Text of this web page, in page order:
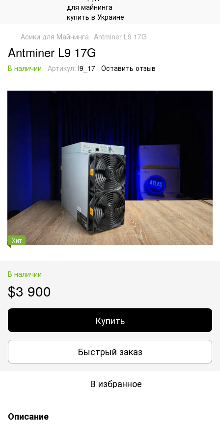
Асики для Майнинга Antminer L9 17G
Antminer L9 17G
В наличии Артикул: l9_17 Оставить отзыв
Хит
В наличии
$3 900
Купить
Быстрый заказ
В избранное
Описание